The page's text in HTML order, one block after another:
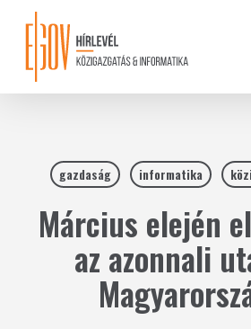
content
gazdaság informatika
Március elején
az azonnali